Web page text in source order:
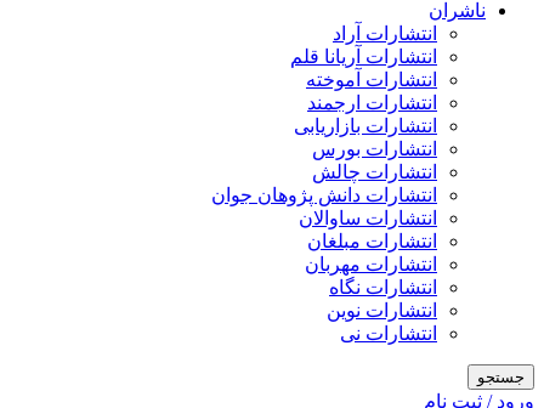
ناشران
انتشارات آراد
انتشارات آریانا قلم
انتشارات آموخته
انتشارات ارجمند
انتشارات بازاریابی
انتشارات بورس
انتشارات چالش
انتشارات دانش پژوهان جوان
انتشارات ساوالان
انتشارات مبلغان
انتشارات مهربان
انتشارات نگاه
انتشارات نوین
انتشارات نی
جستجو
ورود / ثبت نام